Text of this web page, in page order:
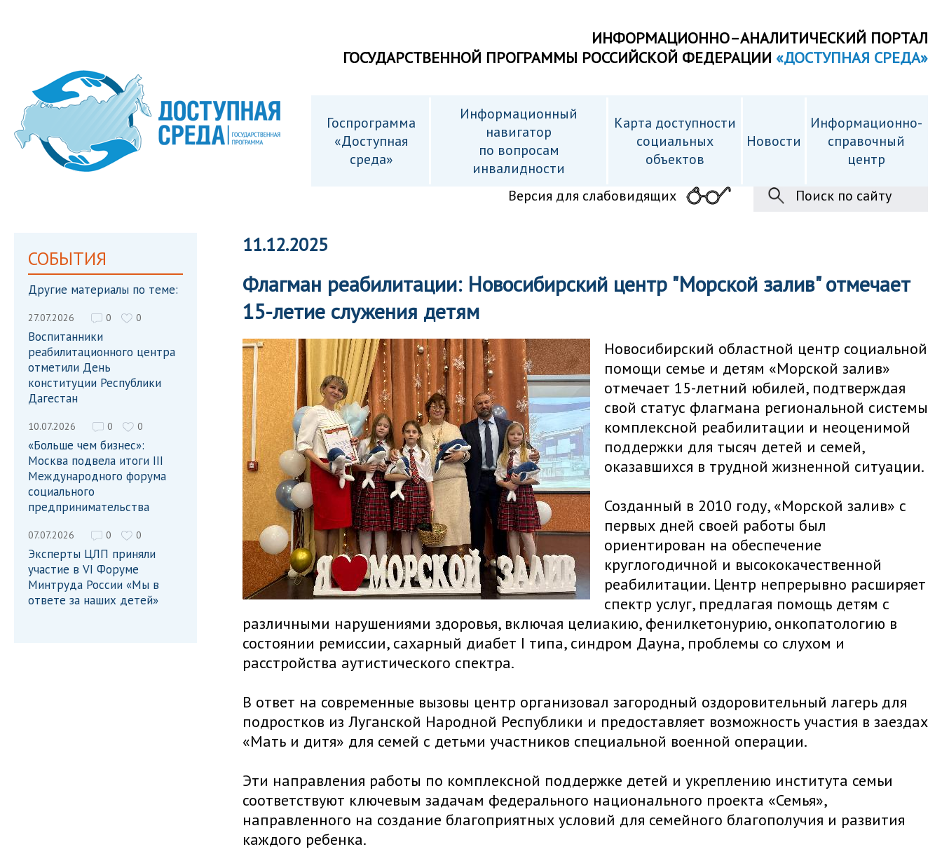
ИНФОРМАЦИОННО–АНАЛИТИЧЕСКИЙ ПОРТАЛ
ГОСУДАРСТВЕННОЙ ПРОГРАММЫ РОССИЙСКОЙ ФЕДЕРАЦИИ «ДОСТУПНАЯ СРЕДА»
Госпрограмма
«Доступная
среда»
Информационный
навигатор
по вопросам
инвалидности
Карта доступности
cоциальных
объектов
Новости
Информационно-
справочный
центр
Версия для слабовидящих
Поиск по сайту
СОБЫТИЯ
Другие материалы по теме:
27.07.2026 0 0
Воспитанники
реабилитационного центра
отметили День
конституции Республики
Дагестан
10.07.2026 0 0
«Больше чем бизнес»:
Москва подвела итоги III
Международного форума
социального
предпринимательства
07.07.2026 0 0
Эксперты ЦЛП приняли
участие в VI Форуме
Минтруда России «Мы в
ответе за наших детей»
11.12.2025
Флагман реабилитации: Новосибирский центр "Морской залив" отмечает
15-летие служения детям
Новосибирский областной центр социальной
помощи семье и детям «Морской залив»
отмечает 15-летний юбилей, подтверждая
свой статус флагмана региональной системы
комплексной реабилитации и неоценимой
поддержки для тысяч детей и семей,
оказавшихся в трудной жизненной ситуации.
Созданный в 2010 году, «Морской залив» с
первых дней своей работы был
ориентирован на обеспечение
круглогодичной и высококачественной
реабилитации. Центр непрерывно расширяет
спектр услуг, предлагая помощь детям с
различными нарушениями здоровья, включая целиакию, фенилкетонурию, онкопатологию в
состоянии ремиссии, сахарный диабет I типа, синдром Дауна, проблемы со слухом и
расстройства аутистического спектра.
В ответ на современные вызовы центр организовал загородный оздоровительный лагерь для
подростков из Луганской Народной Республики и предоставляет возможность участия в заездах
«Мать и дитя» для семей с детьми участников специальной военной операции.
Эти направления работы по комплексной поддержке детей и укреплению института семьи
соответствуют ключевым задачам федерального национального проекта «Семья»,
направленного на создание благоприятных условий для семейного благополучия и развития
каждого ребенка.